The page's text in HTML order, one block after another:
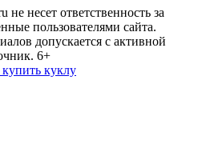
несет ответственность за
пользователями сайта.
допускается с активной
6+
куклу